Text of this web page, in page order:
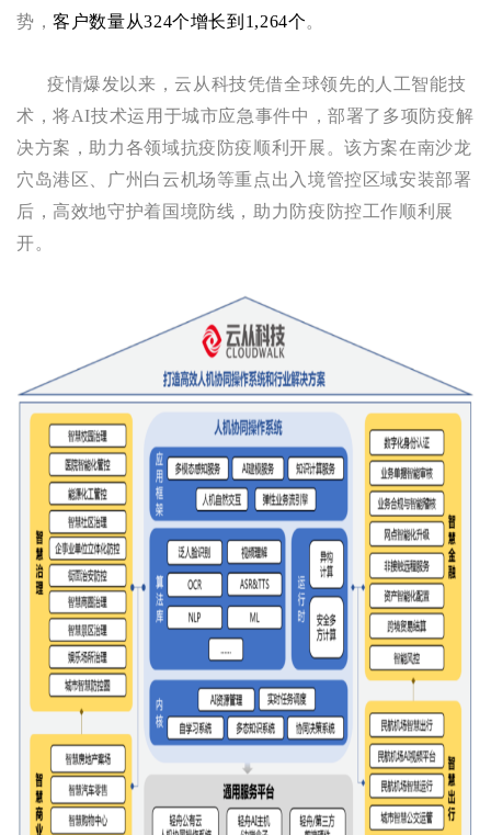
势，客户数量从324个增长到1,264个。
疫情爆发以来，云从科技凭借全球领先的人工智能技
术，将AI技术运用于城市应急事件中，部署了多项防疫解
决方案，助力各领域抗疫防疫顺利开展。该方案在南沙龙
穴岛港区、广州白云机场等重点出入境管控区域安装部署
后，高效地守护着国境防线，助力防疫防控工作顺利展
开。